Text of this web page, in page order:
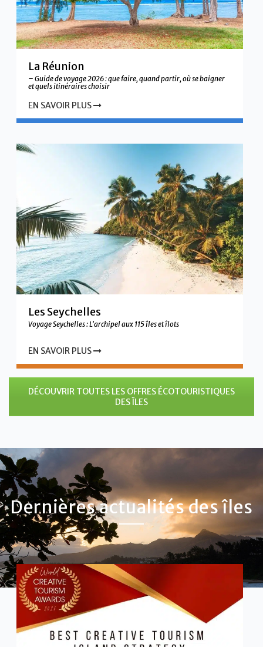
La Réunion
– Guide de voyage 2026 : que faire, quand partir, où se baigner
et quels itinéraires choisir
EN SAVOIR PLUS
Les Seychelles
Voyage Seychelles : L'archipel aux 115 îles et îlots
EN SAVOIR PLUS
DÉCOUVRIR TOUTES LES OFFRES ÉCOTOURISTIQUES
DES ÎLES
Dernières actualités des îles